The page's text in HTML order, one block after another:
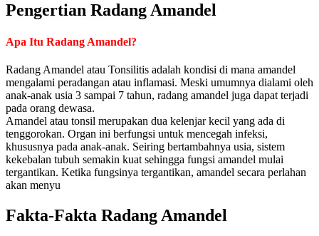
Pengertian Radang Amandel
Apa Itu Radang Amandel?
Radang Amandel atau Tonsilitis adalah kondisi di mana amandel
mengalami peradangan atau inflamasi. Meski umumnya dialami oleh
anak-anak usia 3 sampai 7 tahun, radang amandel juga dapat terjadi
pada orang dewasa.
Amandel atau tonsil merupakan dua kelenjar kecil yang ada di
tenggorokan. Organ ini berfungsi untuk mencegah infeksi,
khususnya pada anak-anak. Seiring bertambahnya usia, sistem
kekebalan tubuh semakin kuat sehingga fungsi amandel mulai
tergantikan. Ketika fungsinya tergantikan, amandel secara perlahan
akan menyu
Fakta-Fakta Radang Amandel